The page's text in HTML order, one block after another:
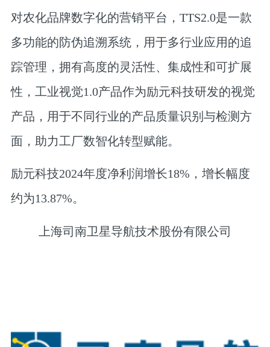
对农化品牌数字化的营销平台，TTS2.0是一款
多功能的防伪追溯系统，用于多行业应用的追
踪管理，拥有高度的灵活性、集成性和可扩展
性，工业视觉1.0产品作为励元科技研发的视觉
产品，用于不同行业的产品质量识别与检测方
面，助力工厂数智化转型赋能。
励元科技2024年度净利润增长18%，增长幅度
约为13.87%。
上海司南卫星导航技术股份有限公司